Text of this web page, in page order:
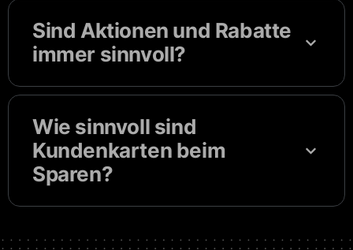
Sind Aktionen und Rabatte
immer sinnvoll?
Wie sinnvoll sind
Kundenkarten beim
Sparen?